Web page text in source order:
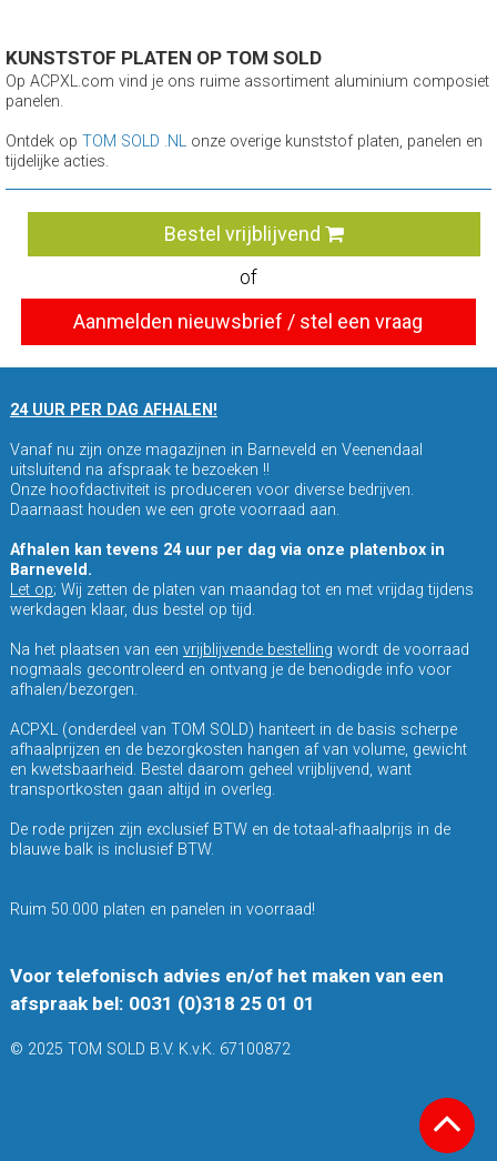
KUNSTSTOF PLATEN OP TOM SOLD
Op ACPXL.com vind je ons ruime assortiment aluminium composiet
panelen.
Ontdek op TOM SOLD .NL onze overige kunststof platen, panelen en
tijdelijke acties.
Bestel vrijblijvend
of
Aanmelden nieuwsbrief / stel een vraag
24 UUR PER DAG AFHALEN!
Vanaf nu zijn onze magazijnen in Barneveld en Veenendaal
uitsluitend na afspraak te bezoeken !!
Onze hoofdactiviteit is produceren voor diverse bedrijven.
Daarnaast houden we een grote voorraad aan.
Afhalen kan tevens 24 uur per dag via onze platenbox in
Barneveld.
Let op; Wij zetten de platen van maandag tot en met vrijdag tijdens
werkdagen klaar, dus bestel op tijd.
Na het plaatsen van een vrijblijvende bestelling wordt de voorraad
nogmaals gecontroleerd en ontvang je de benodigde info voor
afhalen/bezorgen.
ACPXL (onderdeel van TOM SOLD) hanteert in de basis scherpe
afhaalprijzen en de bezorgkosten hangen af van volume, gewicht
en kwetsbaarheid. Bestel daarom geheel vrijblijvend, want
transportkosten gaan altijd in overleg.
De rode prijzen zijn exclusief BTW en de totaal-afhaalprijs in de
blauwe balk is inclusief BTW.
Ruim 50.000 platen en panelen in voorraad!
Voor telefonisch advies en/of het maken van een
afspraak bel: 0031 (0)318 25 01 01
© 2025 TOM SOLD B.V. K.v.K. 67100872